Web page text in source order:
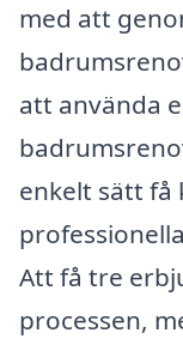
med att
att använda
enkelt sätt få
Att få tre
processen,